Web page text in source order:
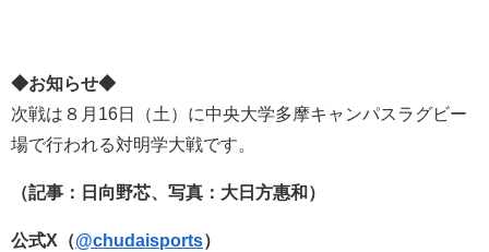
◆お知らせ◆
次戦は８月16日（土）に中央大学多摩キャンパスラグビー
場で行われる対明学大戦です。
（記事：日向野芯、写真：大日方惠和）
公式X（@chudaisports）